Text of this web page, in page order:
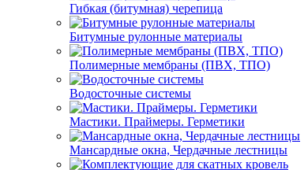
Гибкая (битумная) черепица
Битумные рулонные материалы
Полимерные мембраны (ПВХ, ТПО)
Водосточные системы
Мастики. Праймеры. Герметики
Мансардные окна, Чердачные лестницы